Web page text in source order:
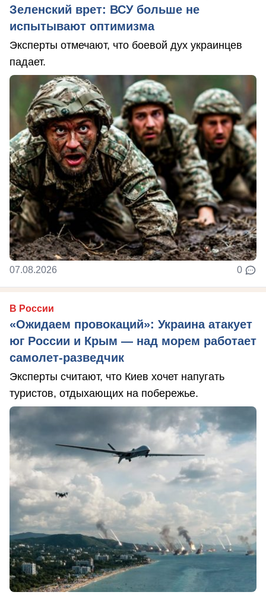
Зеленский врет: ВСУ больше не
испытывают оптимизма
Эксперты отмечают, что боевой дух украинцев
падает.
07.08.2026 0
В России
«Ожидаем провокаций»: Украина атакует
юг России и Крым — над морем работает
самолет-разведчик
Эксперты считают, что Киев хочет напугать
туристов, отдыхающих на побережье.